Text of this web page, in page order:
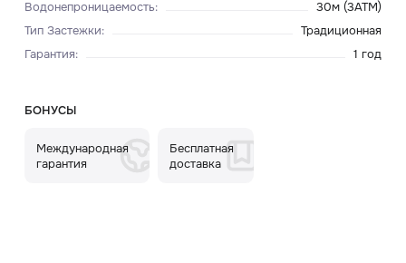
Водонепроницаемость:
30м (3ATM)
Тип Застежки:
Традиционная
Гарантия: 1 год
БОНУСЫ
Международная
гарантия
Бесплатная
доставка